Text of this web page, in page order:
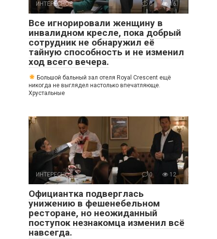
ИНТЕРЕСНОЕ 0 16
Все игнорировали женщину в
инвалидном кресле, пока добрый
сотрудник не обнаружил её
тайную способность и не изменил
ход всего вечера.
Большой бальный зал отеля Royal Crescent ещё
никогда не выглядел настолько впечатляюще.
Хрустальные
ИНТЕРЕСНОЕ 0 12
Официантка подверглась
унижению в фешенебельном
ресторане, но неожиданный
поступок незнакомца изменил всё
навсегда.